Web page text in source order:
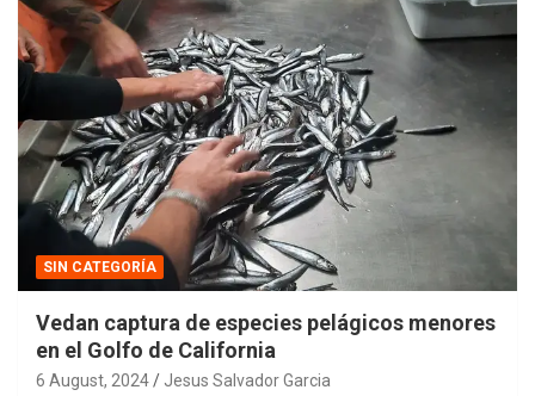
SIN CATEGORÍA
Vedan captura de especies pelágicos menores
en el Golfo de California
6 August, 2024 Jesus Salvador Garcia